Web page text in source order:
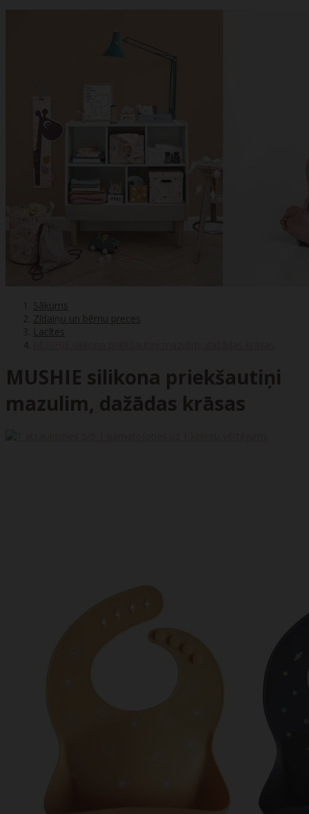
Sākums
Zīdaiņu un bērnu preces
Lacītes
MUSHIE silikona priekšautiņi
mazulim, dažādas krāsas